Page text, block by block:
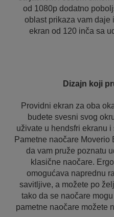
od 1080p dodatno
oblast prikaza vam daje
ekran od 120 inča sa
Dizajn koji
Providni ekran za oba
budete svesni svog
uživate u hendsfri ekranu
Pametne naočare
da vam pruže poznatu
klasične naočare.
omogućava naprednu
savitljive, a možete po
tako da se naočare
pametne naočare možete